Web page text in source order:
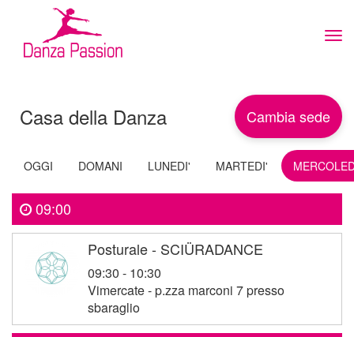
Cambia sede
Casa della Danza
OGGI DOMANI LUNEDI' MARTEDI'
09:00
Posturale - SCIÜRADANCE
09:30 - 10:30
Vimercate - p.zza marconi 7 presso
sbaraglio